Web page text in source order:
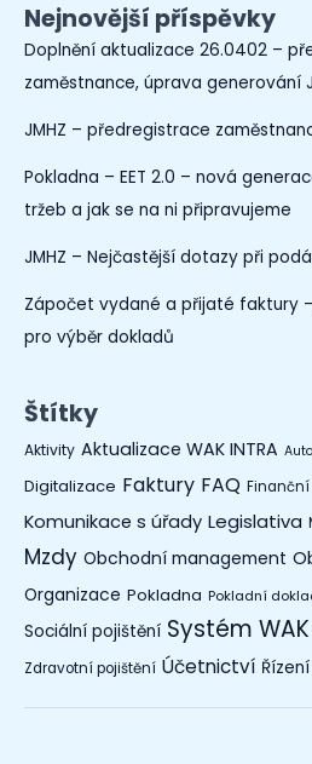
Nejnovější příspěvky
Doplnění aktualizace 26.0402 –
zaměstnance, úprava generování
JMHZ – předregistrace
Pokladna – EET 2.0 – nová
tržeb a jak se na ni připravujeme
JMHZ – Nejčastější dotazy při
Zápočet vydané a přijaté faktury
pro výběr dokladů
Štítky
Aktivity Aktualizace WAK INTRA
Digitalizace Faktury FAQ
Komunikace s úřady Legislativa
Mzdy Obchodní management
Organizace Pokladna Pokladní
Sociální pojištění Systém WAK
Zdravotní pojištění Účetnictví